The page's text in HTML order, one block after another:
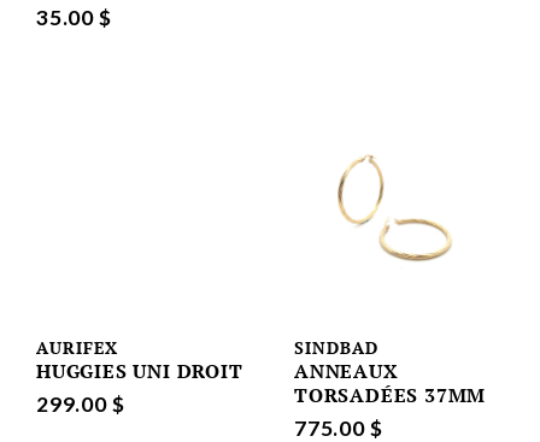
35.00 $
AURIFEX
HUGGIES UNI DROIT
299.00 $
SINDBAD
ANNEAUX
TORSADÉES 37MM
775.00 $